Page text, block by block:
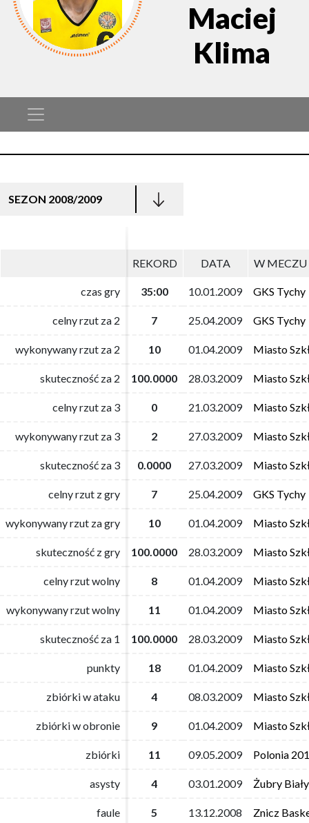
Maciej
Klima
SEZON 2008/2009
REKORD DATA W MECZU
czas gry 35:00 10.01.2009 GKS Tychy
celny rzut za 2 7 25.04.2009 GKS Tychy
wykonywany rzut za 2 10 01.04.2009 Miasto
skuteczność za 2 100.0000 28.03.2009 Miasto
celny rzut za 3 0 21.03.2009 Miasto
wykonywany rzut za 3 2 27.03.2009 Miasto
skuteczność za 3 0.0000 27.03.2009 Miasto
celny rzut z gry 7 25.04.2009 GKS Tychy
wykonywany rzut za gry 10 01.04.2009 Miasto
skuteczność z gry 100.0000 28.03.2009 Miasto
celny rzut wolny 8 01.04.2009 Miasto
wykonywany rzut wolny 11 01.04.2009 Miasto
skuteczność za 1 100.0000 28.03.2009 Miasto
punkty 18 01.04.2009 Miasto
zbiórki w ataku 4 08.03.2009 Miasto
zbiórki w obronie 9 01.04.2009 Miasto
zbiórki 11 09.05.2009 Polonia
asysty 4 03.01.2009 Żubry
faule 5 13.12.2008 Znicz
REKORD DATA W MECZU
czas gry 35:00 10.01.2009 GKS Tychy
celny rzut za 2 7 25.04.2009 GKS Tychy
wykonywany rzut za 2 10 01.04.2009 Miasto
skuteczność za 2 100.0000 28.03.2009 Miasto
celny rzut za 3 0 21.03.2009 Miasto
wykonywany rzut za 3 2 27.03.2009 Miasto
skuteczność za 3 0.0000 27.03.2009 Miasto
celny rzut z gry 7 25.04.2009 GKS Tychy
wykonywany rzut za gry 10 01.04.2009 Miasto
skuteczność z gry 100.0000 28.03.2009 Miasto
celny rzut wolny 8 01.04.2009 Miasto
wykonywany rzut wolny 11 01.04.2009 Miasto
skuteczność za 1 100.0000 28.03.2009 Miasto
punkty 18 01.04.2009 Miasto
zbiórki w ataku 4 08.03.2009 Miasto
zbiórki w obronie 9 01.04.2009 Miasto
zbiórki 11 09.05.2009 Polonia
asysty 4 03.01.2009 Żubry
faule 5 13.12.2008 Znicz